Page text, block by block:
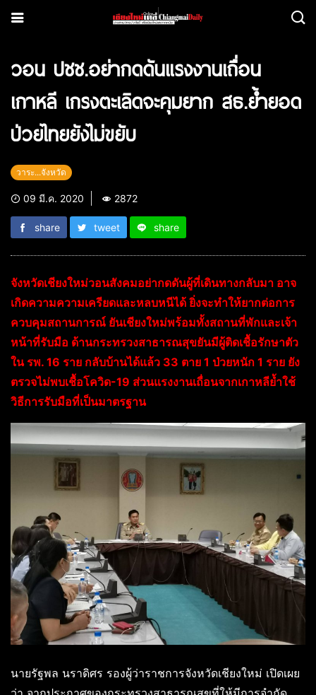
วอน ปชช.อย่ากดดันแรงงานเถื่อน
เกาหลี เกรงตะเลิดจะคุมยาก สธ.ย้ำยอด
ป่วยไทยยังไม่ขยับ
วาระ...จังหวัด
09 มี.ค. 2020 2872
share tweet share
จังหวัดเชียงใหม่วอนสังคมอย่ากดดันผู้ที่เดินทางกลับมา อาจ
เกิดความความเครียดและหลบหนีได้ ยิ่งจะทำให้ยากต่อการ
ควบคุมสถานการณ์ ยันเชียงใหม่พร้อมทั้งสถานที่พักและเจ้า
หน้าที่รับมือ ด้านกระทรวงสาธารณสุขยันมีผู้ติดเชื้อรักษาตัว
ใน รพ. 16 ราย กลับบ้านได้แล้ว 33 ตาย 1 ป่วยหนัก 1 ราย ยัง
ตรวจไม่พบเชื้อโควิด-19 ส่วนแรงงานเถื่อนจากเกาหลีย้ำใช้
วิธีการรับมือที่เป็นมาตรฐาน
นายรัฐพล นราดิศร รองผู้ว่าราชการจังหวัดเชียงใหม่ เปิดเผย